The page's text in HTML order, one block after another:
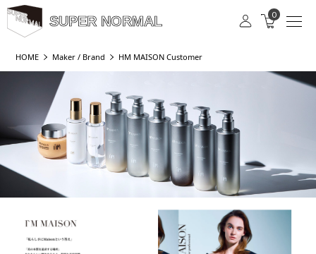
SUPER NORMAL 0
HOME Maker / Brand HM MAISON Customer